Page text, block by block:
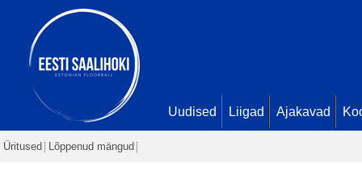
Uudised Liigad Ajakavad
Üritused Lõppenud mängud
09:05 -
värav
Hõbejärv. Seis
09:21 -värav
10:40 - värav . Mona-Lisa Lusti (
12:00 -värav. Piret Puidak (